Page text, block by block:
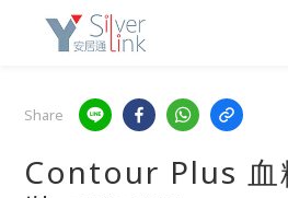
Share
Contour Plus 血